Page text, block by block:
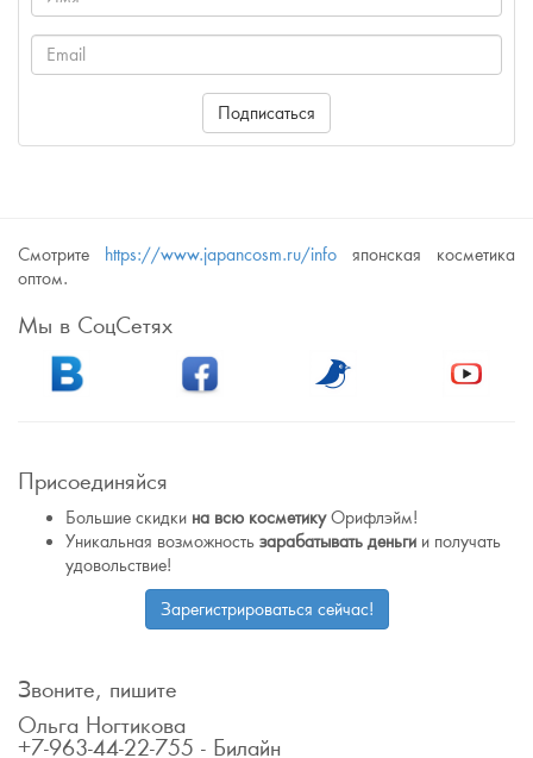
Подписаться
Смотрите https://www.japancosm.ru/info японская косметика
оптом.
Мы в СоцСетях
Присоединяйся
Большие скидки на всю косметикуОрифлэйм!
Уникальная возможность зарабатывать деньги и получать
удовольствие!
Зарегистрироваться сейчас!
Звоните, пишите
Ольга Ногтикова
+7-963-44-22-755 - Билайн